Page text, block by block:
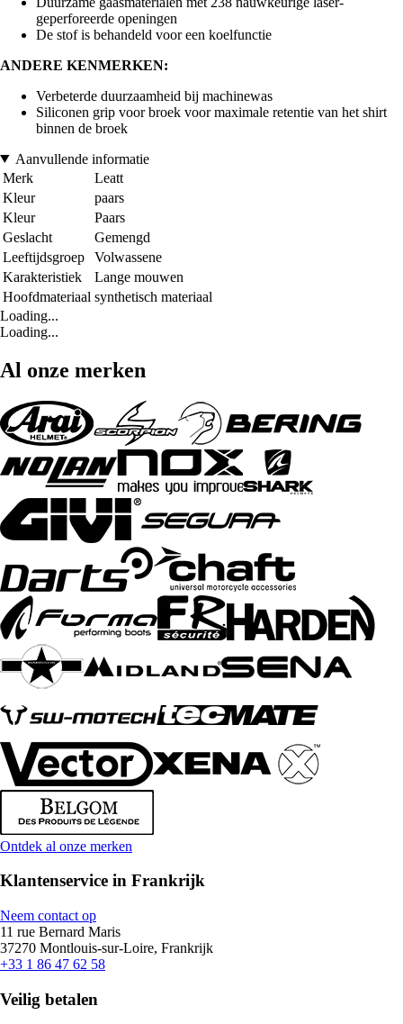
geperforeerde openingen
De stof is behandeld voor een koelfunctie
ANDERE KENMERKEN:
Verbeterde duurzaamheid bij machinewas
Siliconen grip voor broek voor maximale retentie van het shirt
binnen de broek
Aanvullende informatie
Merk
Leatt
Kleur
paars
Kleur
Paars
Geslacht
Gemengd
Leeftijdsgroep
Volwassene
Karakteristiek
Lange mouwen
Hoofdmateriaal synthetisch materiaal
Loading...
Loading...
Al onze merken
Ontdek al onze merken
Klantenservice in Frankrijk
Neem contact op
11 rue Bernard Maris
37270 Montlouis-sur-Loire, Frankrijk
+33 1 86 47 62 58
Veilig betalen